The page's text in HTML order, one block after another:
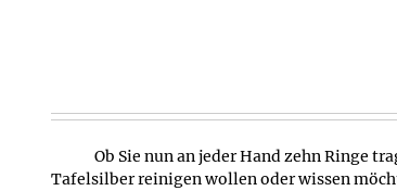
Ob Sie nun an jeder Hand zehn Ringe
Tafelsilber reinigen wollen oder wissen